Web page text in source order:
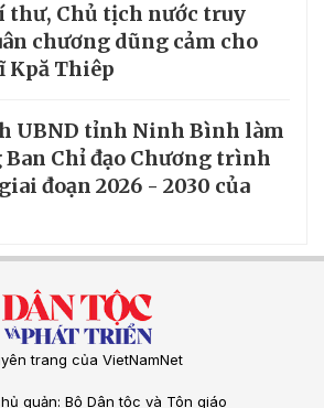
thư, Chủ tịch nước truy
chương dũng cảm cho
Kpă Thiêp
UBND tỉnh Ninh Bình làm
Chỉ đạo Chương trình
đoạn 2026 - 2030 của
trang của VietNamNet
quản: Bộ Dân tộc và Tôn giáo